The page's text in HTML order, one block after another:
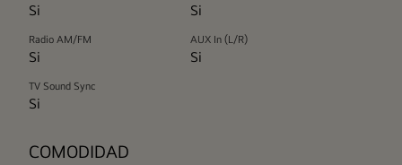
Si Si
Radio AM/FM
Si
AUX In (L/R)
Si
TV Sound Sync
Si
COMODIDAD